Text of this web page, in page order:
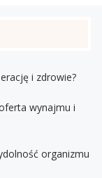
i zdrowie?
wynajmu i
organizmu